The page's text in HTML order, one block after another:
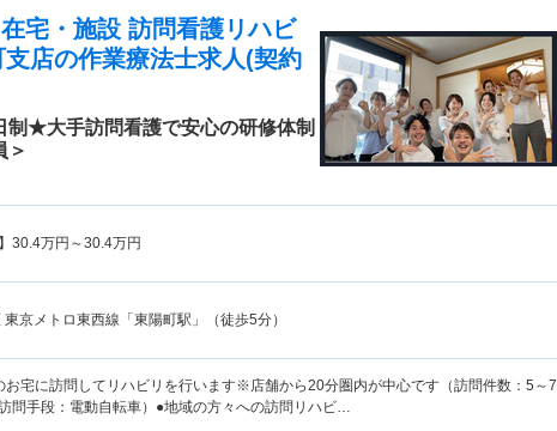
宅・施設 訪問看護リハビ
支店の作業療法士求人(契約
制★大手訪問看護で安心の研修体制
＞
30.4万円～30.4万円
東京メトロ東西線「東陽町駅」（徒歩5分）
お宅に訪問してリハビリを行います※店舗から20分圏内が中心です（訪問件数：5～7
問手段：電動自転車）●地域の方々への訪問リハビ…